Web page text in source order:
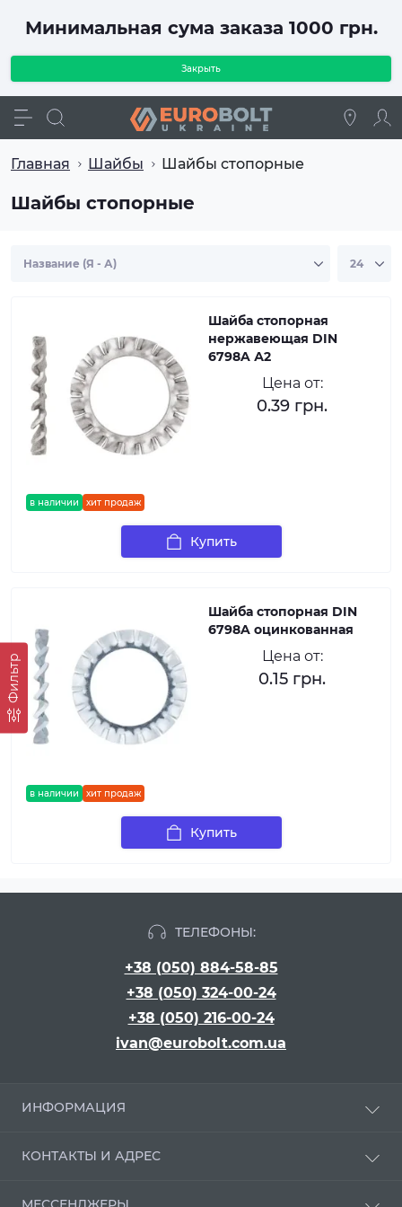
Минимальная сума заказа 1000 грн.
Закрыть
Главная Шайбы Шайбы стопорные
Шайбы стопорные
Фильтр
в наличии хит продаж
Шайба стопорная
нержавеющая DIN
6798A А2
Цена от:
0.39 грн.
Купить
в наличии хит продаж
Шайба стопорная DIN
6798A оцинкованная
Цена от:
0.15 грн.
Купить
ТЕЛЕФОНЫ:
+38 (050) 884-58-85
+38 (050) 324-00-24
+38 (050) 216-00-24
ivan@eurobolt.com.ua
ИНФОРМАЦИЯ
Оплата и доставка
КОНТАКТЫ И АДРЕС